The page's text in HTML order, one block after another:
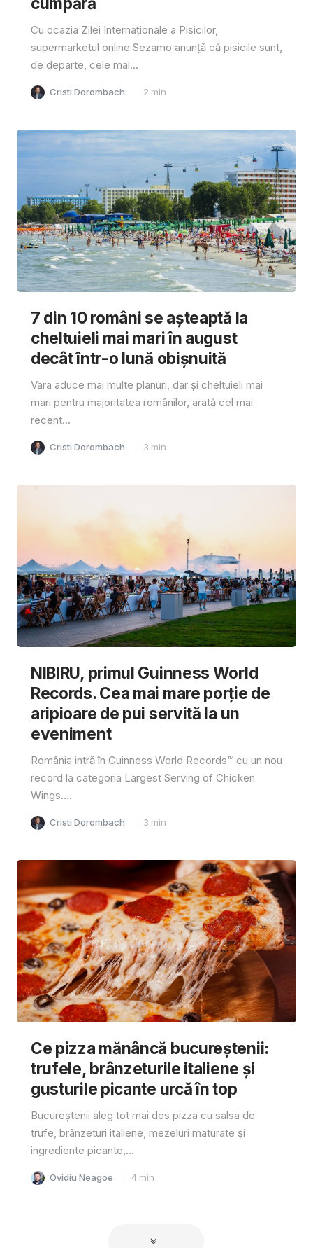
Cu ocazia Zilei Internaționale a Pisicilor,
supermarketul online Sezamo anunță că pisicile sunt,
de departe, cele mai...
Cristi Dorombach 2 min
7 din 10 români se așteaptă la
cheltuieli mai mari în august
decât într-o lună obișnuită
Vara aduce mai multe planuri, dar și cheltuieli mai
mari pentru majoritatea românilor, arată cel mai
recent...
Cristi Dorombach 3 min
NIBIRU, primul Guinness World
Records. Cea mai mare porție de
aripioare de pui servită la un
eveniment
România intră în Guinness World Records™️ cu un nou
record la categoria Largest Serving of Chicken
Wings....
Cristi Dorombach 3 min
Ce pizza mănâncă bucureștenii:
trufele, brânzeturile italiene și
gusturile picante urcă în top
Bucureștenii aleg tot mai des pizza cu salsa de
trufe, brânzeturi italiene, mezeluri maturate și
ingrediente picante,...
Ovidiu Neagoe 4 min